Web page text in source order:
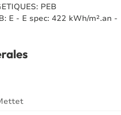
PEB
E - E spec: 422 kWh/m².an -